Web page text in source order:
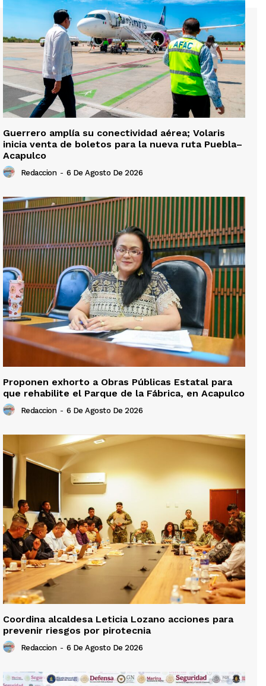
Guerrero amplía su conectividad aérea; Volaris
inicia venta de boletos para la nueva ruta Puebla–
Acapulco
Redaccion - 6 De Agosto De 2026
Proponen exhorto a Obras Públicas Estatal para
que rehabilite el Parque de la Fábrica, en Acapulco
Redaccion - 6 De Agosto De 2026
Coordina alcaldesa Leticia Lozano acciones para
prevenir riesgos por pirotecnia
Redaccion - 6 De Agosto De 2026